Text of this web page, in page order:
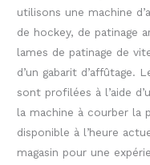
utilisons une machine
de hockey, de patinage
lames de patinage de
d’un gabarit d’affûtage.
sont profilées à l’aide
la machine à courber la
disponible à l’heure
magasin pour une